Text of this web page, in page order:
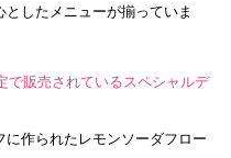
したメニューが揃っていま
で販売されているスペシャルデ
に作られたレモンソーダフロー